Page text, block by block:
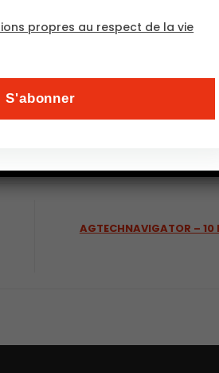
2025 en Europe, illustrant les
AGTECHNAVIGATOR –
propres au respect de la vie